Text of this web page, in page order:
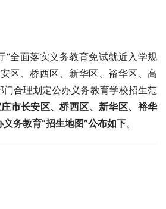
“全面落实义务教育免试就近入学规
区、桥西区、新华区、裕华区、高
门合理划定公办义务教育学校招生范
市长安区、桥西区、新华区、裕华
务教育“招生地图”公布如下。